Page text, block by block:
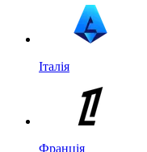
Італія
Франція